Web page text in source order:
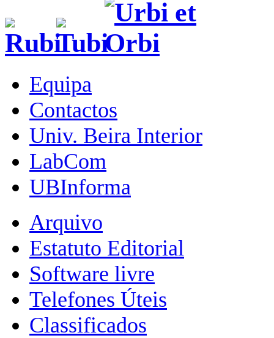
Equipa
Contactos
Univ. Beira Interior
LabCom
UBInforma
Arquivo
Estatuto Editorial
Software livre
Telefones Úteis
Classificados